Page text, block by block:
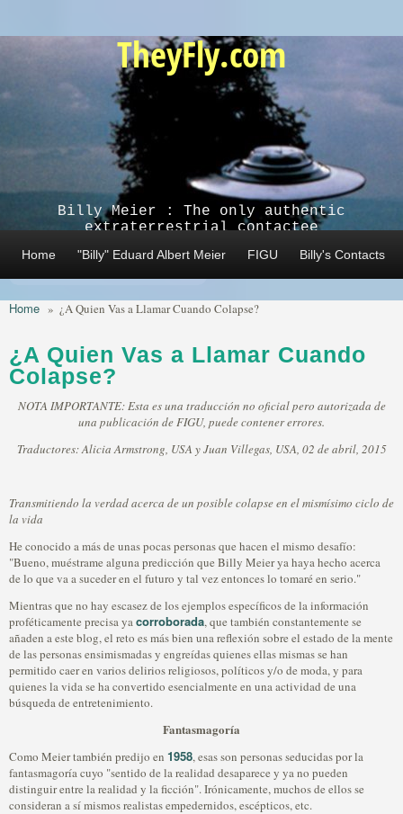
TheyFly.com
Billy Meier : The only authentic
extraterrestrial contactee
Home "Billy" Eduard Albert Meier FIGU Billy's Contacts
Home » ¿A Quien Vas a Llamar Cuando Colapse?
¿A Quien Vas a Llamar Cuando
Colapse?
NOTA IMPORTANTE: Esta es una traducción no oficial pero autorizada de
una publicación de FIGU, puede contener errores.
Traductores: Alicia Armstrong, USA y Juan Villegas, USA, 02 de abril, 2015
Transmitiendo la verdad acerca de un posible colapse en el mismísimo ciclo de
la vida
He conocido a más de unas pocas personas que hacen el mismo desafío:
"Bueno, muéstrame alguna predicción que Billy Meier ya haya hecho acerca
de lo que va a suceder en el futuro y tal vez entonces lo tomaré en serio."
Mientras que no hay escasez de los ejemplos específicos de la información
proféticamente precisa yacorroborada, que también constantemente se
añaden a este blog, el reto es más bien una reflexión sobre el estado de la mente
de las personas ensimismadas y engreídas quienes ellas mismas se han
permitido caer en varios delirios religiosos, políticos y/o de moda, y para
quienes la vida se ha convertido esencialmente en una actividad de una
búsqueda de entretenimiento.
Fantasmagoría
Como Meier también predijo en 1958, esas son personas seducidas por la
fantasmagoría cuyo "sentido de la realidad desaparece y ya no pueden
distinguir entre la realidad y la ficción". Irónicamente, muchos de ellos se
consideran a sí mismos realistas empedernidos, escépticos, etc.